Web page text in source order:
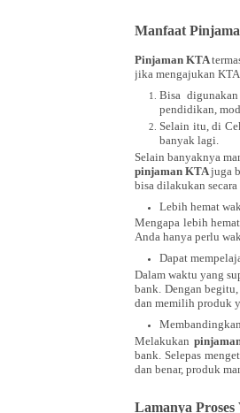
Manfaat
Pinjaman KTA
jika mengajukan
Bisa
pendidikan,
Selain itu, di
banyak lagi.
Selain banyaknya
pinjaman KTAjuga
bisa dilakukan
Lebih hemat
Mengapa lebih
Anda hanya perlu
Dapat
Dalam waktu yang
bank. Dengan
dan memilih produk
Melakukan
bank. Selepas
dan benar, produk
Lamanya